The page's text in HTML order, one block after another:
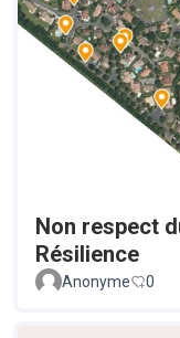
Non respect
Résilience
Anonyme 0